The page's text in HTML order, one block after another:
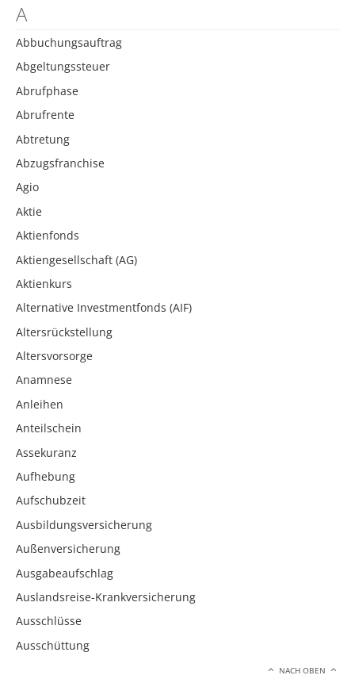
A
Abbuchungsauftrag
Abgeltungssteuer
Abrufphase
Abrufrente
Abtretung
Abzugsfranchise
Agio
Aktie
Aktienfonds
Aktiengesellschaft (AG)
Aktienkurs
Alternative Investmentfonds (AIF)
Altersrückstellung
Altersvorsorge
Anamnese
Anleihen
Anteilschein
Assekuranz
Aufhebung
Aufschubzeit
Ausbildungsversicherung
Außenversicherung
Ausgabeaufschlag
Auslandsreise-Krankversicherung
Ausschlüsse
Ausschüttung
NACH OBEN